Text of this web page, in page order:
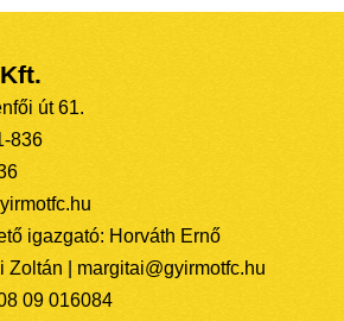
út 61.
836
igazgató: Horváth Ernő
Zoltán | margitai@gyirmotfc.hu
09 016084